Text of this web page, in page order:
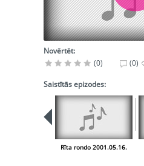
Novērtēt:
(0)
(0)
Saistītās epizodes:
Rīta rondo 2001.05.16.